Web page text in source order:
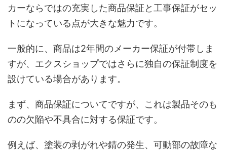
カーならではの充実した商品保証と工事保証がセッ
トになっている点が大きな魅力です。
一般的に、商品は2年間のメーカー保証が付帯しま
すが、エクスショップではさらに独自の保証制度を
設けている場合があります。
まず、商品保証についてですが、これは製品そのも
のの欠陥や不具合に対する保証です。
例えば、塗装の剥がれや錆の発生、可動部の故障な